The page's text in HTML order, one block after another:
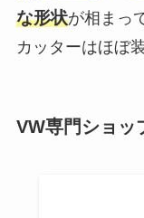
な形状が相まっ
カッターはほぼ
VW専門ショッ